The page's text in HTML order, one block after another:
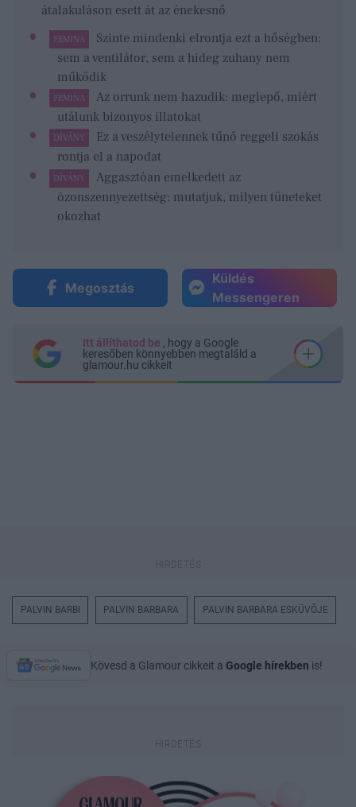
átalakuláson esett át az énekesnő
FEMINA
Szinte mindenki elrontja ezt a hőségben:
sem a ventilátor, sem a hideg zuhany nem
működik
FEMINA
Az orrunk nem hazudik: meglepő, miért
utálunk bizonyos illatokat
DÍVÁNY
Ez a veszélytelennek tűnő reggeli szokás
rontja el a napodat
DÍVÁNY
Aggasztóan emelkedett az
ózonszennyezettség: mutatjuk, milyen tüneteket
okozhat
Megosztás
Küldés
Messengeren
Itt állíthatod be , hogy a Google
keresőben könnyebben megtaláld a
glamour.hu cikkeit
PALVIN BARBI PALVIN BARBARA PALVIN BARBARA ESKÜVŐJE
Kövesd a Glamour cikkeit a Google hírekben is!